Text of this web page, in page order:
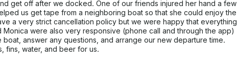
get off after we docked. One of our friends injured her hand a few
us get tape from a neighboring boat so that she could enjoy the
a very strict cancellation policy but we were happy that everything
Monica were also very responsive (phone call and through the app)
answer any questions, and arrange our new departure time.
fins, water, and beer for us.